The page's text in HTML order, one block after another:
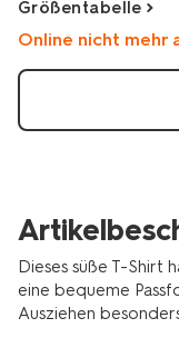
Größentabelle
Online nicht mehr
Dieses süße T-Shirt
eine bequeme
Ausziehen